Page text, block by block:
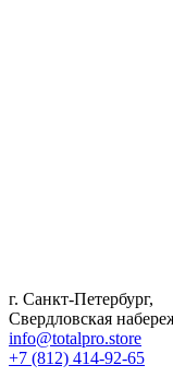
г. Санкт-Петербург,
Свердловская
info@totalpro.store
+7 (812) 414-92-65